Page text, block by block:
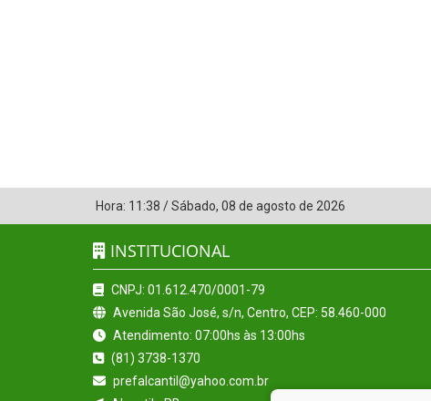
Hora: 11:38 /Sábado, 08 de agosto de 2026
INSTITUCIONAL
CNPJ: 01.612.470/0001-79
Avenida São José, s/n, Centro, CEP: 58.460-000
Atendimento: 07:00hs às 13:00hs
(81) 3738-1370
prefalcantil@yahoo.com.br